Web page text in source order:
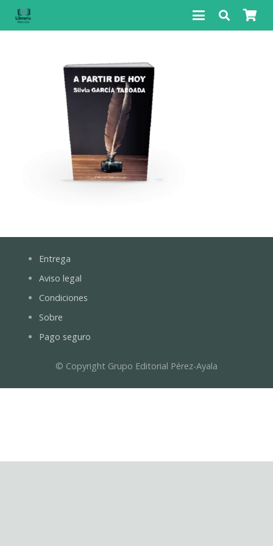
Entrega
Aviso legal
Condiciones
Sobre
Pago seguro
© Copyright Grupo Editorial Pérez-Ayala